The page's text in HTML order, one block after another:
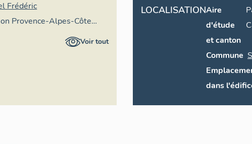
Frédéric
Provence-Alpes-Côte
- Inventaire général
Voir tout
LOCALISATIONAire
d'étude
et canton
Commune
dans